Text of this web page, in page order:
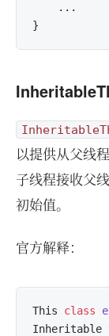
    ...
以提供从父线
子线程接收父
初始值。
官方解释：
This class
Inheritable